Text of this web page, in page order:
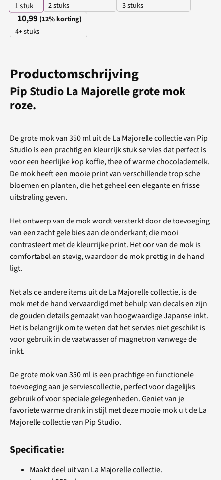
1stuk 2 stuks 3 stuks
10,99 (12% korting)
4+ stuks
Productomschrijving
Pip Studio La Majorelle grote mok
roze.
De grote mok van 350 ml uit de La Majorelle collectie van Pip
Studio is een prachtig en kleurrijk stuk servies dat perfect is
voor een heerlijke kop koffie, thee of warme chocolademelk.
De mok heeft een mooie print van verschillende tropische
bloemen en planten, die het geheel een elegante en frisse
uitstraling geven.
Het ontwerp van de mok wordt versterkt door de toevoeging
van een zacht gele bies aan de onderkant, die mooi
contrasteert met de kleurrijke print. Het oor van de mok is
comfortabel en stevig, waardoor de mok prettig in de hand
ligt.
Net als de andere items uit de La Majorelle collectie, is de
mok met de hand vervaardigd met behulp van decals en zijn
de gouden details gemaakt van hoogwaardige Japanse inkt.
Het is belangrijk om te weten dat het servies niet geschikt is
voor gebruik in de vaatwasser of magnetron vanwege de
inkt.
De grote mok van 350 ml is een prachtige en functionele
toevoeging aan je serviescollectie, perfect voor dagelijks
gebruik of voor speciale gelegenheden. Geniet van je
favoriete warme drank in stijl met deze mooie mok uit de La
Majorelle collectie van Pip Studio.
Specificatie:
Maakt deel uit van La Majorelle collectie.